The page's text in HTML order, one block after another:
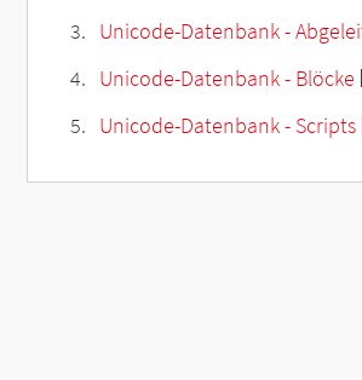
Unicode-Datenbank -
Unicode-Datenbank - Blöcke
Unicode-Datenbank - Scripts